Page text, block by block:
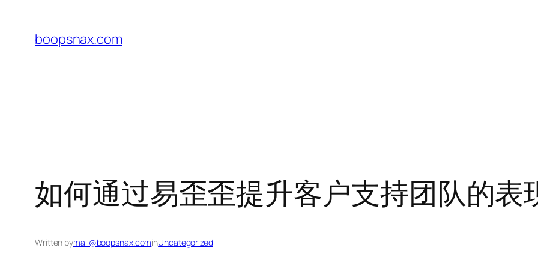
content
boopsnax.com
如何通过易歪歪提升客户支持团队的表
Written bymail@boopsnax.cominUncategorized